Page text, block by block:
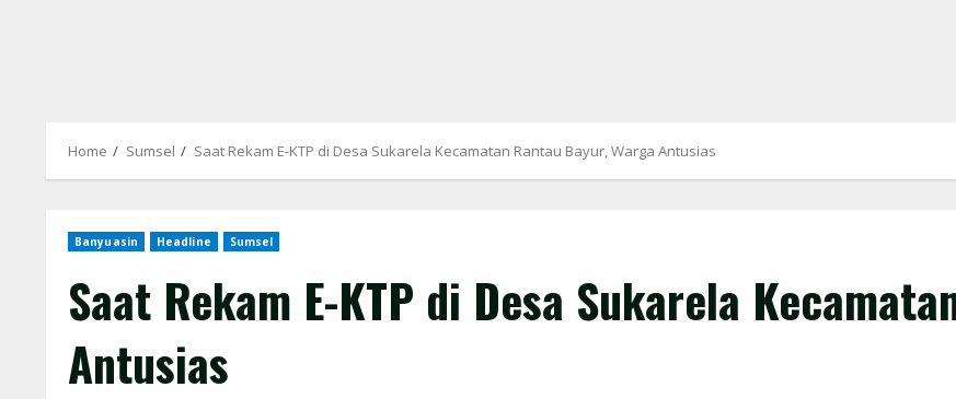
Home Sumsel Saat Rekam E-KTP di Desa Sukarela Kecamatan Rantau Bayur, Warga Antusias
Banyuasin Headline Sumsel
Saat Rekam E-KTP di Desa Sukarela
Antusias